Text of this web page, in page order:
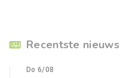
Recentste nieuws
Do 6/08